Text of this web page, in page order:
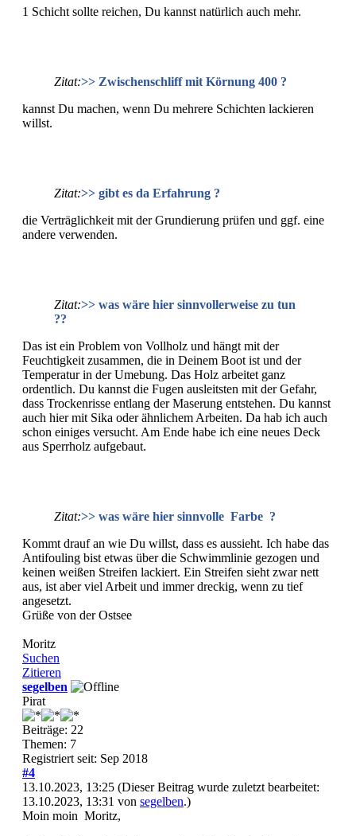
1 Schicht sollte reichen, Du kannst natürlich auch mehr.
Zitat:>> Zwischenschliff mit Körnung 400 ?
kannst Du machen, wenn Du mehrere Schichten lackieren
willst.
Zitat:>> gibt es da Erfahrung ?
die Verträglichkeit mit der Grundierung prüfen und ggf. eine
andere verwenden.
Zitat:>> was wäre hier sinnvollerweise zu tun
??
Das ist ein Problem von Vollholz und hängt mit der
Feuchtigkeit zusammen, die in Deinem Boot ist und der
Temperatur in der Umebung. Das Holz arbeitet ganz
ordentlich. Du kannst die Fugen ausleitsten mit der Gefahr,
dass Trockenrisse entlang der Maserung entstehen. Du kannst
auch hier mit Sika oder ähnlichem Arbeiten. Da hab ich auch
schon einiges versucht. Am Ende habe ich eine neues Deck
aus Sperrholz aufgebaut.
Zitat:>> was wäre hier sinnvolle Farbe ?
Kommt drauf an wie Du willst, dass es aussieht. Ich habe das
Antifouling bist etwas über die Schwimmlinie gezogen und
keinen weißen Streifen lackiert. Ein Streifen sieht zwar nett
aus, ist aber viel Arbeit und immer dreckig, wenn zu tief
angesetzt.
Grüße von der Ostsee
Moritz
Suchen
Zitieren
segelben
Pirat
Beiträge: 22
Themen: 7
Registriert seit: Sep 2018
#4
13.10.2023, 13:25 (Dieser Beitrag wurde zuletzt bearbeitet:
13.10.2023, 13:31 von segelben.)
Moin moin Moritz,